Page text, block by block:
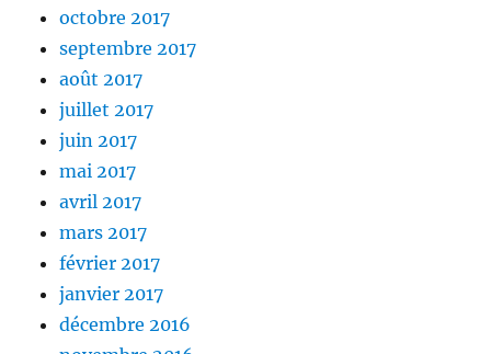
octobre 2017
septembre 2017
août 2017
juillet 2017
juin 2017
mai 2017
avril 2017
mars 2017
février 2017
janvier 2017
décembre 2016